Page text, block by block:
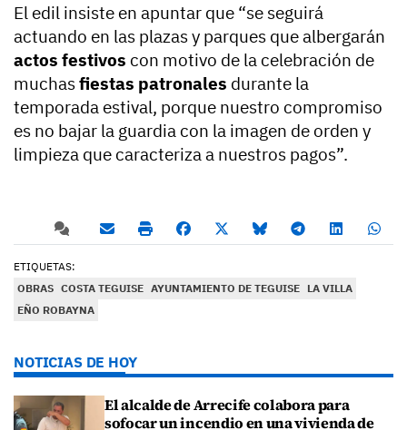
El edil insiste en apuntar que “se seguirá
actuando en las plazas y parques que albergarán
actos festivos con motivo de la celebración de
muchasfiestas patronales durante la
temporada estival, porque nuestro compromiso
es no bajar la guardia con la imagen de orden y
limpieza que caracteriza a nuestros pagos”.
ETIQUETAS:
OBRAS COSTA TEGUISE AYUNTAMIENTO DE TEGUISE LA VILLA
EÑO ROBAYNA
NOTICIAS DE HOY
El alcalde de Arrecife colabora para
sofocar un incendio en una vivienda de